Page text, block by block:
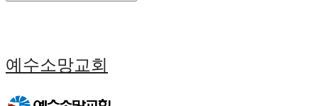
예수소망교회